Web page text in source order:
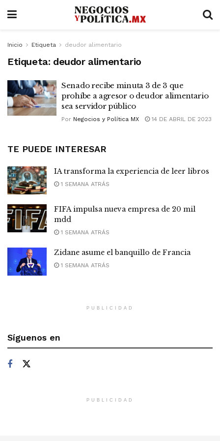
Inicio Etiqueta deudor alimentario
Etiqueta: deudor alimentario
Senado recibe minuta 3 de 3 que
prohíbe a agresor o deudor alimentario
sea servidor público
Por Negocios y Política MX 14 DE ABRIL DE 2023
TE PUEDE INTERESAR
IA transforma la experiencia de leer libros
1 SEMANA ATRÁS
FIFA impulsa nueva empresa de 20 mil
mdd
1 SEMANA ATRÁS
Zidane asume el banquillo de Francia
1 SEMANA ATRÁS
PUBLICIDAD
Síguenos en
PUBLICIDAD